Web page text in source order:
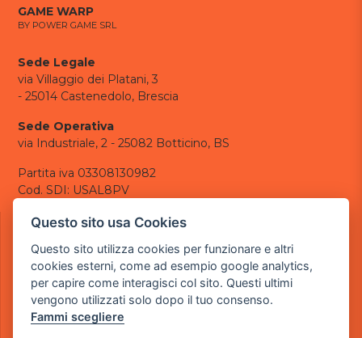
GAME WARP
BY POWER GAME SRL
Sede Legale
via Villaggio dei Platani, 3
- 25014 Castenedolo, Brescia
Sede Operativa
via Industriale, 2 - 25082 Botticino, BS
Partita iva 03308130982
Cod. SDI: USAL8PV
CONTATTI
tel.: +39 030 376 2377
tel.: +39 030 336 6259
pec:powergamesrl@legalmail.it
LINK UTILI
Questo sito usa Cookies
Questo sito utilizza cookies per funzionare e altri
cookies esterni, come ad esempio google analytics,
per capire come interagisci col sito. Questi ultimi
vengono utilizzati solo dopo il tuo consenso.
Fammi scegliere